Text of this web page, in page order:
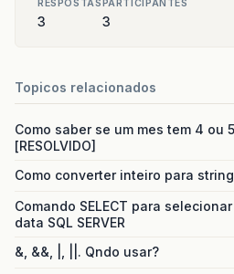
RESPOSTAS
3
PARTICIPANTES
3
Topicos relacionados
Como saber se um mes tem 4 ou
[RESOLVIDO]
Como converter inteiro para
Comando SELECT para
data SQL SERVER
&, &&, |, ||. Qndo usar?